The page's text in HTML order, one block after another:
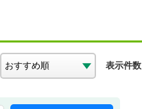
表示件数